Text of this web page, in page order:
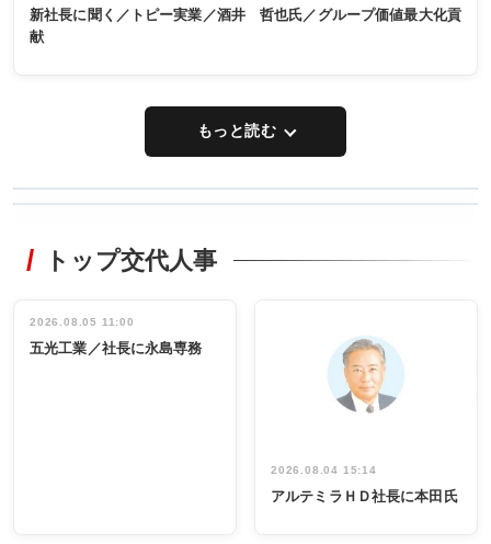
新社長に聞く／トピー実業／酒井 哲也氏／グループ価値最大化貢
献
もっと読む
非鉄業界で
インタビュ
ー／社内ア
タックトレー
祝う 業界関
係者ら220人
出席
トップ交代人事
2026.08.05 11:00
五光工業／社長に永島専務
2026.08.04 15:14
アルテミラＨＤ社長に本田氏